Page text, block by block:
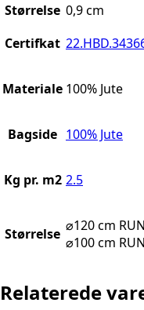
Størrelse 0,9 cm
Certifkat
Materiale 100% Jute
Bagside 100% Jute
Kg pr. m2 2.5
Størrelse ⌀120 cm
⌀100 cm
Relaterede